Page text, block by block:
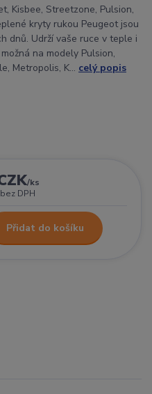
Kisbee, Streetzone, Pulsion,
kryty rukou Peugeot jsou
dnů. Udrží vaše ruce v teple i
na modely Pulsion,
Metropolis, K... celý popis
/ks
bez DPH
Přidat do košíku